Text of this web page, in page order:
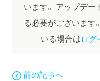
います。 アップデー
る必要がございます。
いる場合はログ
前の記事へ